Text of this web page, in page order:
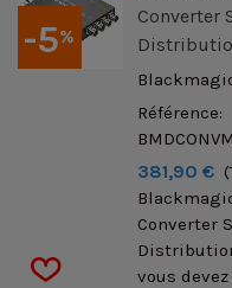
-5%
Converter
Référence:
381,90 €
Converter
vous